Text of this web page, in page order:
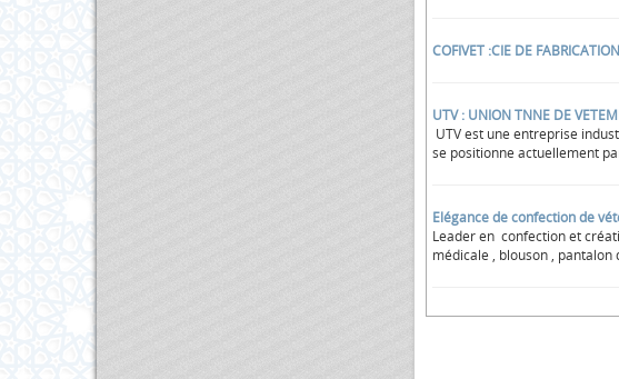
COFIVET :CIE DE
UTV : UNION TNNE DE
UTV est une entreprise
se positionne actuellement
Elégance de confection de
Leader en confection et
médicale , blouson , pantalon